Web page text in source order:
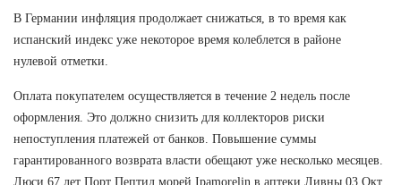
В Германии инфляция продолжает снижаться, в то время как
испанский индекс уже некоторое время колеблется в районе
нулевой отметки.
Оплата покупателем осуществляется в течение 2 недель после
оформления. Это должно снизить для коллекторов риски
непоступления платежей от банков. Повышение суммы
гарантированного возврата власти обещают уже несколько месяцев.
Люси 67 лет Порт Пептид морей Ipamorelin в аптеки Ливны 03 Окт